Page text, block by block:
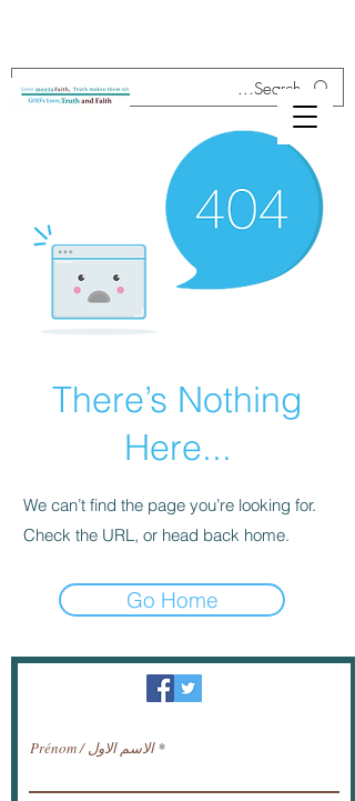
There’s Nothing
Here...
We can’t find the page you’re looking for.
Check the URL, or head back home.
Go Home
النشرة الإخبارية / تلقي الأخبار عبر البريد
Prénom / الاسم الاول